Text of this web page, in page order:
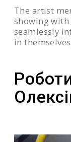
соціальних
особливий
героями.
комбінуючи
життя і
Створюючи
тихих вод
все вже
The artist
showing
seamlessly
in